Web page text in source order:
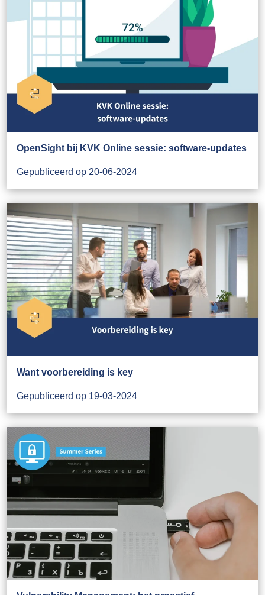
OpenSight bij KVK Online sessie: software-updates
Gepubliceerd op 20-06-2024
Want voorbereiding is key
Gepubliceerd op 19-03-2024